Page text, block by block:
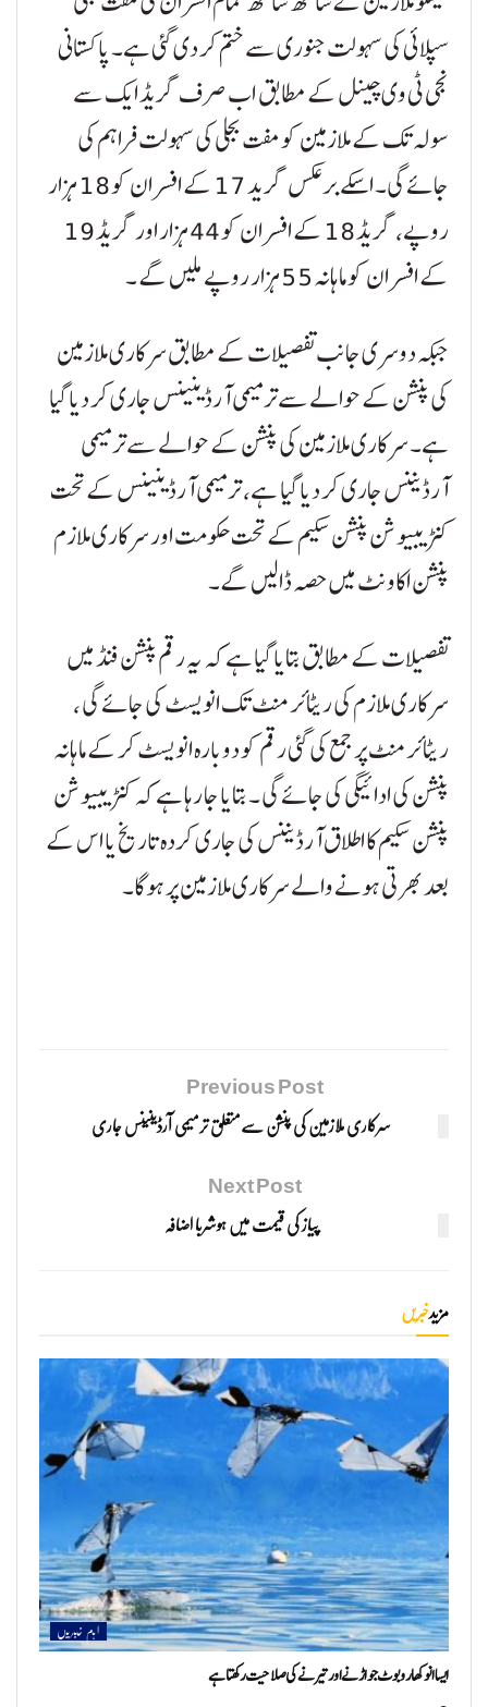
سپلائی کی سہولت جنوری سے ختم کر دی گئی ہے۔ پاکستانی
نجی ٹی وی چینل کے مطابق اب صرف گریڈ ایک سے
سولہ تک کے ملازمین کو مفت بجلی کی سہولت فراہم کی
جائے گی۔ اسکے برعکس گرید 17 کے افسران کو 18 ہزار
روپے، گریڈ 18 کے افسران کو 44 ہزار اور گریڈ 19
کے افسران کو ماہانہ 55 ہزار روپے ملیں گے ۔
جبکہ دوسری جانب تفصیلات کے مطابق سرکاری ملازمین
کی پنشن کے حوالے سے ترمیمی آرڈینینس جاری کر دیا گیا
ہے۔ سرکاری ملازمین کی پنشن کے حوالے سے ترمیمی
آرڈیننس جاری کر دیا گیا ہے، ترمیمی آرڈینینس کے تحت
کنٹریبیوشن پنشن سکیم کے تحت حکومت اور سرکاری ملازم
پنشن اکاونٹ میں حصہ ڈالیں گے۔
تفصیلات کے مطابق بتایا گیا ہے کہ یہ رقم پنشن فنڈ میں
سرکاری ملازم کی ریٹائرمنٹ تک انویسٹ کی جائے گی ،
ریٹائرمنٹ پر جمع کی گئی رقم کو دوبارہ انویسٹ کر کے ماہانہ
پنشن کی ادائیگی کی جائے گی ۔ بتایا جا رہا ہے کہ کنٹریبیوشن
پنشن سکیم کا اطلاق آرڈیننس کی جاری کردہ تاریخ یا اس کے
بعد بھرتی ہونے والے سرکاری ملازمین پر ہوگا۔
Previous Post
سرکاری ملازمین کی پنشن سےمتعلق ترمیمی آرڈینینس جاری
Next Post
پیاز کی قیمت میں ہوشربا اضافہ
مزیدخبریں
اہم خبریں
ایسا انوکھا روبوٹ جو اڑنے اور تیرنے کی صلاحیت رکھتا ہے